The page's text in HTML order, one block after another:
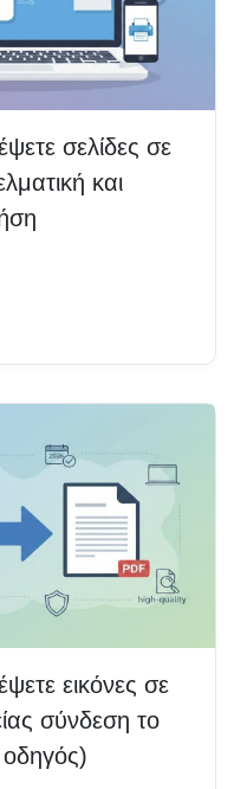
σελίδες σε
και
εικόνες σε
σύνδεση το